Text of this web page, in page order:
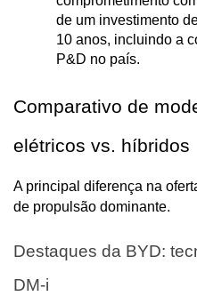
de um investimento
10 anos, incluindo a
P&D no país.
Comparativo de
elétricos vs. híbridos
A principal diferença na
de propulsão dominante.
Destaques da BYD:
DM-i